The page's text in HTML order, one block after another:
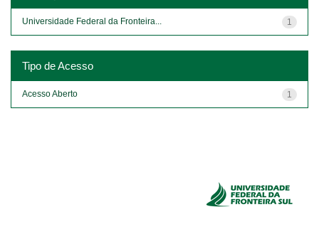
1
Universidade Federal da Fronteira...
Tipo de Acesso
1
Acesso Aberto